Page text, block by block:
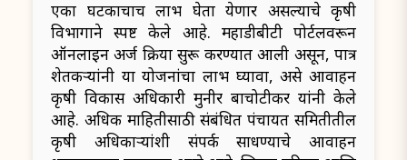
एका घटकाचाच लाभ घेता येणार असल्याचे कृषी
विभागाने स्पष्ट केले आहे. महाडीबीटी पोर्टलवरून
ऑनलाइन अर्ज प्रक्रिया सुरू करण्यात आली असून, पात्र
शेतकऱ्यांनी या योजनांचा लाभ घ्यावा, असे आवाहन
कृषी विकास अधिकारी मुनीर बाचोटीकर यांनी केले
आहे. अधिक माहितीसाठी संबंधित पंचायत समितीतील
कृषी अधिकाऱ्यांशी संपर्क साधण्याचे आवाहन